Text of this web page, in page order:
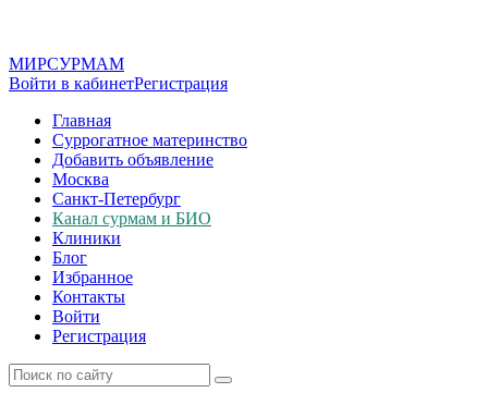
МИРСУРМАМ
Войти в кабинетРегистрация
Главная
Суррогатное материнство
Добавить объявление
Москва
Санкт-Петербург
Канал сурмам и БИО
Клиники
Блог
Избранное
Контакты
Войти
Регистрация